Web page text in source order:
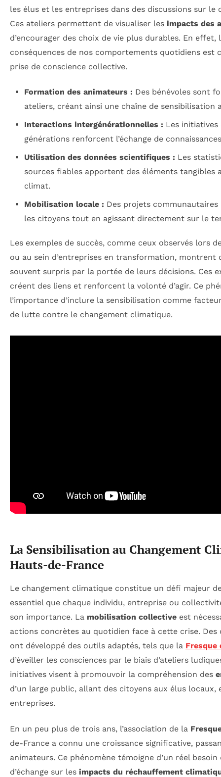
les élus et les entreprises dans des discussions sur le
Ces ateliers permettent de visualiser les impacts des
d’encourager des choix de vie plus durables. En
conséquences de nos comportements quotidiens est
prise de conscience collective.
Formation des animateurs : Des bénévoles sont
ateliers, créant ainsi une chaîne de sensibilisation
Interactions intergénérationnelles : Les
générations renforcent l’échange de
Utilisation des données scientifiques : Les
sources fiables apportent des éléments tangibles
climat.
Mobilisation locale : Des projets
les citoyens tout en agissant directement sur le
Les exemples de succès, comme ceux observés lors
ou au sein d’entreprises en transformation,
souvent surpris par la portée de leurs décisions. Ces
créent des liens et renforcent la volonté d’agir. Ce
l’importance d’inclure la sensibilisation comme
de lutte contre le changement climatique.
La Sensibilisation au Changement
Hauts-de-France
Le changement climatique constitue un défi majeur
essentiel que chaque individu, entreprise ou
son importance. La mobilisation collective est
actions concrètes au quotidien face à cette crise. Des
ont développé des outils adaptés, tels que la Fresque
d’éveiller les consciences par le biais d’ateliers
initiatives visent à promouvoir la compréhension des
d’un large public, allant des citoyens aux élus locaux,
entreprises.
En un peu plus de trois ans, l’association de la
de-France a connu une croissance significative,
animateurs. Ce phénomène témoigne d’un réel
d’échange sur les impacts du réchauffement